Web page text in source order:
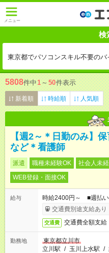
メニュー
検
東京都でパソコンスキル不要のバ
5808件中1 ～ 50件表示
新着順 時給順 人気順
【週2～＊日勤のみ】
など＊看護師
派遣 職種未経験OK 社会人未
WEB登録・面接OK
給与
時給2400円～ ■週払
交通費別途支給あり
交通費 交通費全額支給
勤務地
東京都立川市
立川駅 / 玉川上水駅 /